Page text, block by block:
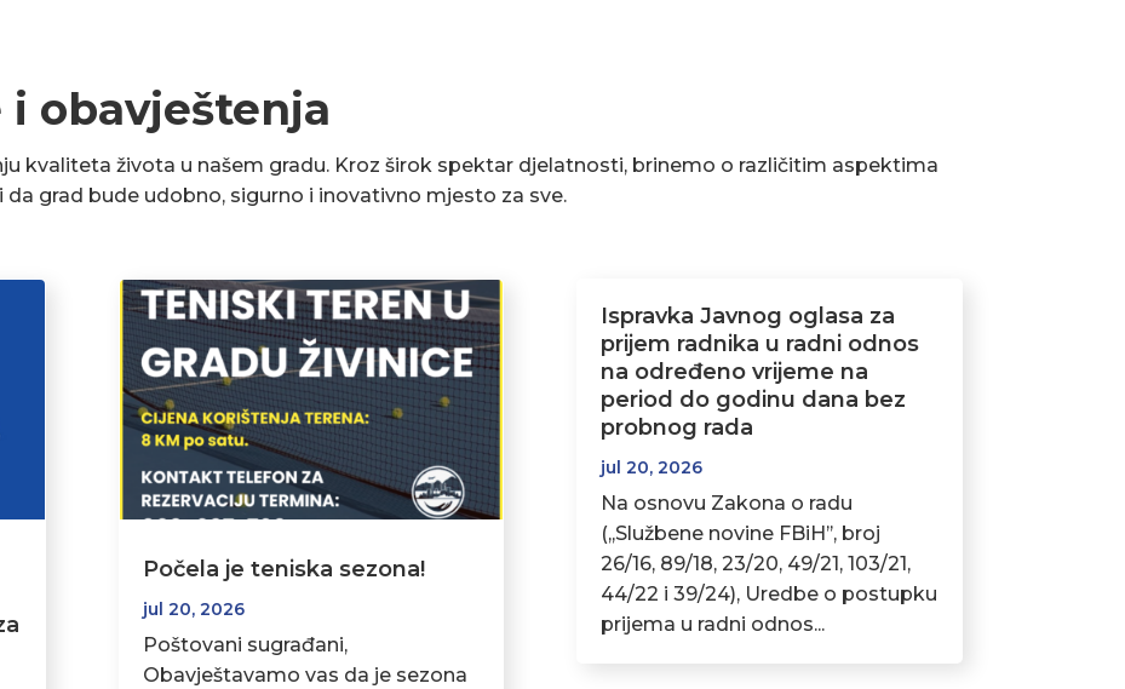
obavještenja
kvaliteta života u našem gradu. Kroz širok spektar djelatnosti, brinemo o različitim aspektima
grad bude udobno, sigurno i inovativno mjesto za sve.
Počela je teniska sezona!
jul 20, 2026
Poštovani sugrađani,
Obavještavamo vas da je sezona
Ispravka Javnog oglasa za
prijem radnika u radni odnos
na određeno vrijeme na
period do godinu dana bez
probnog rada
jul 20, 2026
Na osnovu Zakona o radu
(,,Službene novine FBiH’’, broj
26/16, 89/18, 23/20, 49/21, 103/21,
44/22 i 39/24), Uredbe o postupku
prijema u radni odnos...